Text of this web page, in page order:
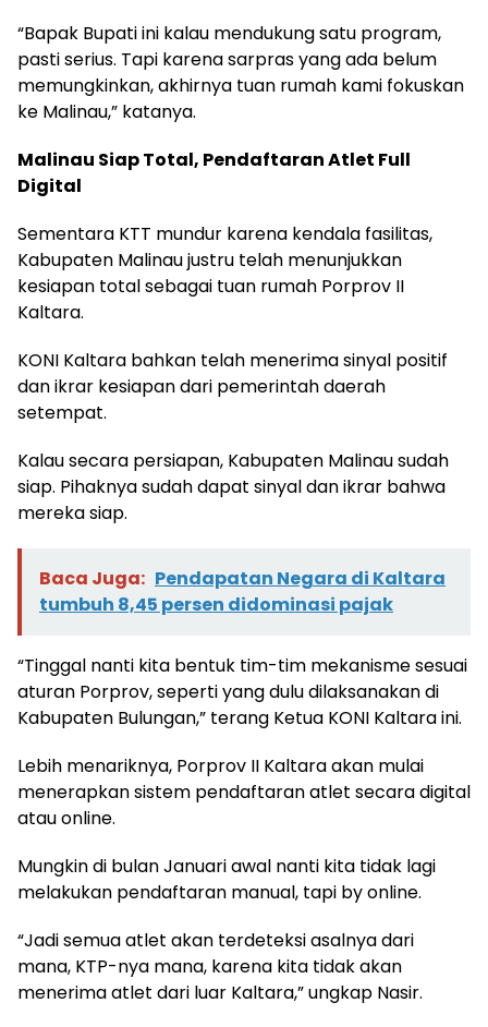
“Bapak Bupati ini kalau mendukung satu program,
pasti serius. Tapi karena sarpras yang ada belum
memungkinkan, akhirnya tuan rumah kami fokuskan
ke Malinau,” katanya.
Malinau Siap Total, Pendaftaran Atlet Full
Digital
Sementara KTT mundur karena kendala fasilitas,
Kabupaten Malinau justru telah menunjukkan
kesiapan total sebagai tuan rumah Porprov II
Kaltara.
KONI Kaltara bahkan telah menerima sinyal positif
dan ikrar kesiapan dari pemerintah daerah
setempat.
Kalau secara persiapan, Kabupaten Malinau sudah
siap. Pihaknya sudah dapat sinyal dan ikrar bahwa
mereka siap.
Baca Juga: Pendapatan Negara di Kaltara
tumbuh 8,45 persen didominasi pajak
“Tinggal nanti kita bentuk tim-tim mekanisme sesuai
aturan Porprov, seperti yang dulu dilaksanakan di
Kabupaten Bulungan,” terang Ketua KONI Kaltara ini.
Lebih menariknya, Porprov II Kaltara akan mulai
menerapkan sistem pendaftaran atlet secara digital
atau online.
Mungkin di bulan Januari awal nanti kita tidak lagi
melakukan pendaftaran manual, tapi by online.
“Jadi semua atlet akan terdeteksi asalnya dari
mana, KTP-nya mana, karena kita tidak akan
menerima atlet dari luar Kaltara,” ungkap Nasir.